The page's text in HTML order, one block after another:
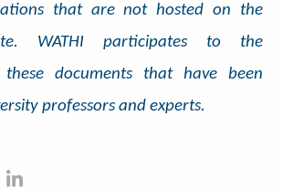
that are not hosted on the
WATHI participates to the
documents that have been
professors and experts.